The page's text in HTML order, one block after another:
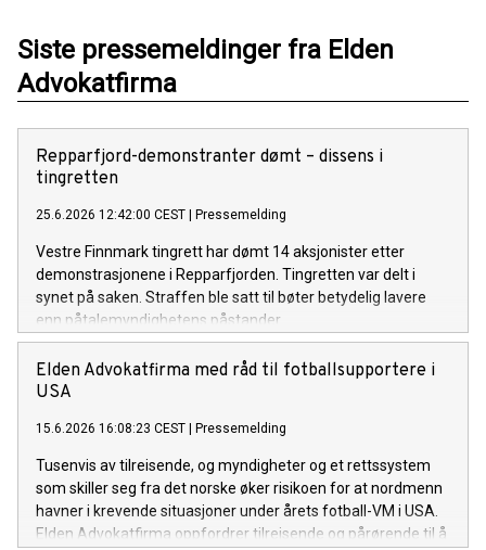
Siste pressemeldinger fra Elden
Advokatfirma
Repparfjord-demonstranter dømt – dissens i
tingretten
25.6.2026 12:42:00 CEST Pressemelding
Vestre Finnmark tingrett har dømt 14 aksjonister etter
demonstrasjonene i Repparfjorden. Tingretten var delt i
synet på saken. Straffen ble satt til bøter betydelig lavere
enn påtalemyndighetens påstander.
Elden Advokatfirma med råd til fotballsupportere i
USA
15.6.2026 16:08:23 CEST Pressemelding
Tusenvis av tilreisende, og myndigheter og et rettssystem
som skiller seg fra det norske øker risikoen for at nordmenn
havner i krevende situasjoner under årets fotball-VM i USA.
Elden Advokatfirma oppfordrer tilreisende og pårørende til å